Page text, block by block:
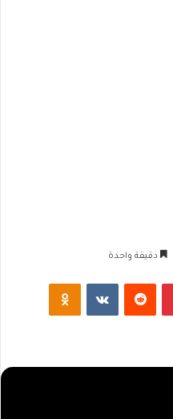
دقيقة واحدة
بينتيريست